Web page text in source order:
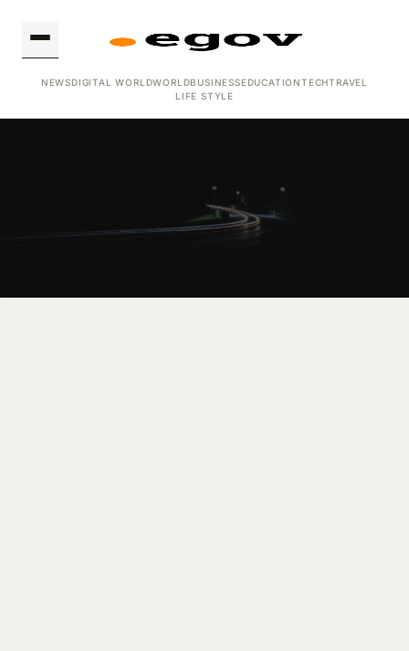
NEWSDIGITAL WORLDWORLDBUSINESSEDUCATIONTECHTRAVEL
LIFE STYLE